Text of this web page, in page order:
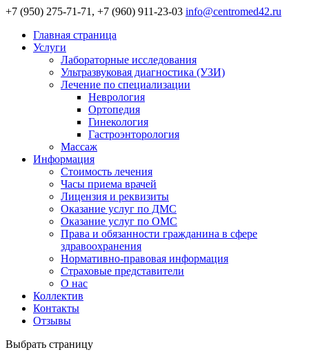
+7 (950) 275-71-71, +7 (960) 911-23-03 info@centromed42.ru
Главная страница
Услуги
Лабораторные исследования
Ультразвуковая диагностика (УЗИ)
Лечение по специализации
Неврология
Ортопедия
Гинекология
Гастроэнторология
Массаж
Информация
Стоимость лечения
Часы приема врачей
Лицензия и реквизиты
Оказание услуг по ДМС
Оказание услуг по ОМС
Права и обязанности гражданина в сфере
здравоохранения
Нормативно-правовая информация
Страховые представители
О нас
Коллектив
Контакты
Отзывы
Выбрать страницу